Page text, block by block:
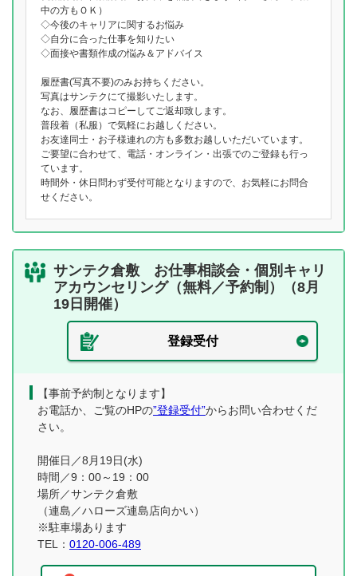
中の方もＯＫ）
◇今後のキャリアに関するお悩み
◇自分に合った仕事を知りたい
◇面接や書類作成の悩み＆アドバイス
履歴書(写真不要)のみお持ちください。
写真はサンテクにて撮影いたします。
なお、履歴書はコピーしてご返却致します。
普段着（私服）で気軽にお越しください。
お友達同士・お子様連れの方も多数お越しいただいています。
ご要望に合わせて、電話・オンライン・出張でのご登録も行っ
ています。
時間外・休日問わず受付可能となりますので、お気軽にお問合
せください。
サンテク倉敷 お仕事相談会・個別キャリ
アカウンセリング（無料／予約制）（8月
19日開催）
登録受付
【事前予約制となります】
お電話か、ご覧のHPの”登録受付”からお問い合わせくだ
さい。
開催日／8月19日(水)
時間／9：00～19：00
場所／サンテク倉敷
（連島／ハローズ連島店向かい）
※駐車場あります
TEL： 0120-006-489